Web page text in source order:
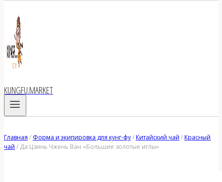
KUNGFU.MARKET
Главная / Форма и экипировка для кунг-фу/Китайский чай /Красный
чай / Да Цзинь Чжень Ван «Большие золотые иглы»